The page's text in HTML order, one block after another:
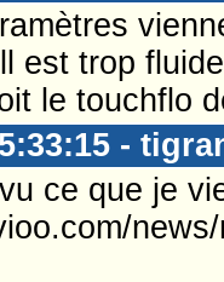
est trop
le touchflo
-
ce que je